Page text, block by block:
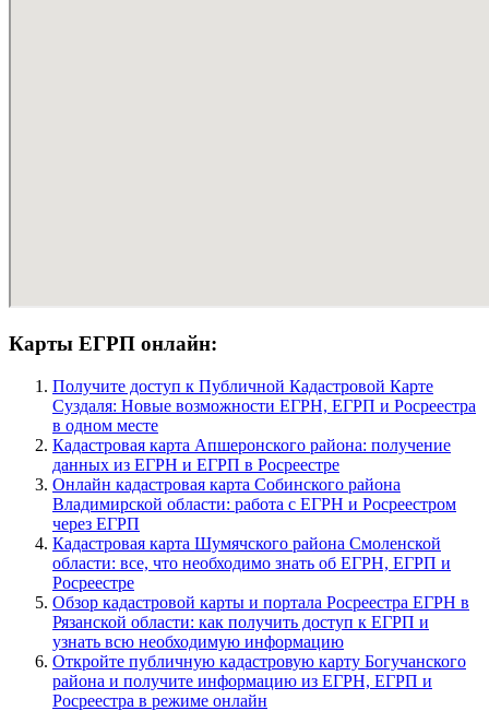
Карты ЕГРП онлайн:
Получите доступ к Публичной Кадастровой Карте
Суздаля: Новые возможности ЕГРН, ЕГРП и Росреестра
в одном месте
Кадастровая карта Апшеронского района: получение
данных из ЕГРН и ЕГРП в Росреестре
Онлайн кадастровая карта Собинского района
Владимирской области: работа с ЕГРН и Росреестром
через ЕГРП
Кадастровая карта Шумячского района Смоленской
области: все, что необходимо знать об ЕГРН, ЕГРП и
Росреестре
Обзор кадастровой карты и портала Росреестра ЕГРН в
Рязанской области: как получить доступ к ЕГРП и
узнать всю необходимую информацию
Откройте публичную кадастровую карту Богучанского
района и получите информацию из ЕГРН, ЕГРП и
Росреестра в режиме онлайн